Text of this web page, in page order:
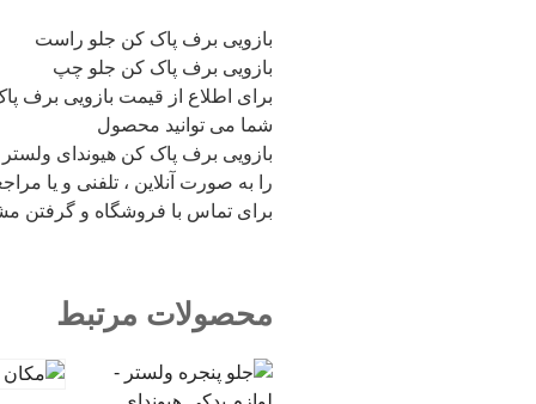
بازویی برف پاک کن جلو راست
بازویی برف پاک کن جلو چپ
برای اطلاع از قیمت بازویی برف
شما می توانید محصول
بازویی برف پاک کن هیوندای ولستر
را به صورت آنلاین ، تلفنی و یا
برای تماس با فروشگاه و گرفتن
محصولات مرتبط